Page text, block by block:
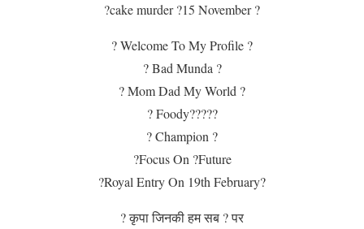
?cake murder ?15 November ?
? Welcome To My Profile ?
? Bad Munda ?
? Mom Dad My World ?
? Foody?????
? Champion ?
?Focus On ?Future
?Royal Entry On 19th February?
? कृपा जिनकी हम सब ? पर